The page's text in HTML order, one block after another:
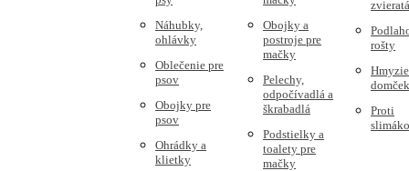
Náhubky,
ohlávky
Oblečenie pre
psov
Obojky pre
psov
Ohrádky a
klietky
Obojky a
postroje pre
mačky
Pelechy,
odpočívadlá a
škrabadlá
Podstielky a
toalety pre
mačky
zvieratá
rošty
Hmyzie
Proti